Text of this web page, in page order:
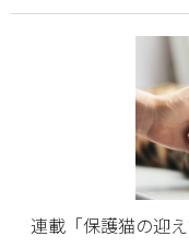
連載「保護猫の迎え